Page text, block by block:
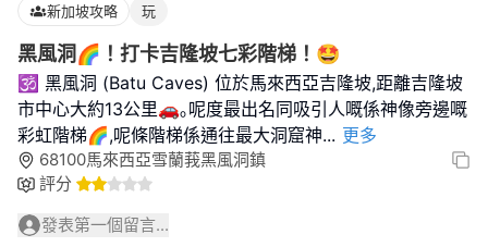
新加坡攻略 玩
黑風洞🌈！打卡吉隆坡七彩階梯！🤩
🕉️ 黑風洞 (Batu Caves) 位於馬來西亞吉隆坡,距離吉隆坡
市中心大約13公里🚗｡呢度最出名同吸引人嘅係神像旁邊嘅
彩虹階梯🌈,呢條階梯係通往最大洞窟神... 更多
68100馬來西亞雪蘭莪黑風洞鎮
評分
發表第一個留言...